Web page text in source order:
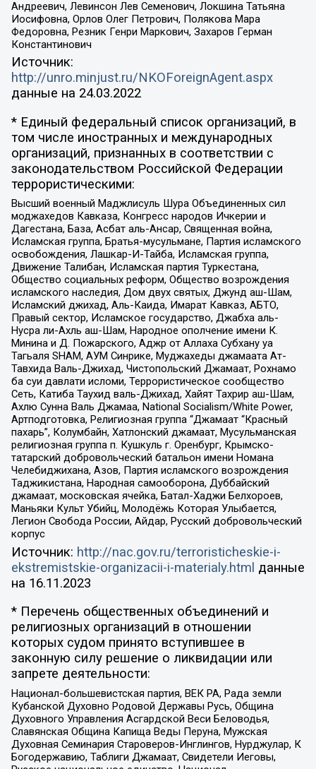
Андреевич, Левинсон Лев Семенович, Локшина Татьяна
Иосифовна, Орлов Олег Петрович, Полякова Мара
Федоровна, Резник Генри Маркович, Захаров Герман
Константинович
Источник:
http://unro.minjust.ru/NKOForeignAgent.aspx
данные на 24.03.2022
* Единый федеральный список организаций, в
том числе иностранных и международных
организаций, признанных в соответствии с
законодательством Российской Федерации
террористическими:
Высший военный Маджлисуль Шура Объединенных сил
моджахедов Кавказа, Конгресс народов Ичкерии и
Дагестана, База, Асбат аль-Ансар, Священная война,
Исламская группа, Братья-мусульмане, Партия исламского
освобождения, Лашкар-И-Тайба, Исламская группа,
Движение Талибан, Исламская партия Туркестана,
Общество социальных реформ, Общество возрождения
исламского наследия, Дом двух святых, Джунд аш-Шам,
Исламский джихад, Аль-Каида, Имарат Кавказ, АБТО,
Правый сектор, Исламское государство, Джабха аль-
Нусра ли-Ахль аш-Шам, Народное ополчение имени К.
Минина и Д. Пожарского, Аджр от Аллаха Субхану уа
Тагьаля SHAM, АУМ Синрике, Муджахеды джамаата Ат-
Тавхида Валь-Джихад, Чистопольский Джамаат, Рохнамо
ба суи давлати исломи, Террористическое сообщество
Сеть, Катиба Таухид валь-Джихад, Хайят Тахрир аш-Шам,
Ахлю Сунна Валь Джамаа, National Socialism/White Power,
Артподготовка, Религиозная группа “Джамаат “Красный
пахарь”, Колумбайн, Хатлонский джамаат, Мусульманская
религиозная группа п. Кушкуль г. Оренбург, Крымско-
татарский добровольческий батальон имени Номана
Челебиджихана, Азов, Партия исламского возрождения
Таджикистана, Народная самооборона, Дуббайский
джамаат, московская ячейка, Батал-Хаджи Белхороев,
Маньяки Культ Убийц, Молодёжь Которая Улыбается,
Легион Свобода России, Айдар, Русский добровольческий
корпус
Источник: http://nac.gov.ru/terroristicheskie-i-
ekstremistskie-organizacii-i-materialy.html данные
на 16.11.2023
* Перечень общественных объединений и
религиозных организаций в отношении
которых судом принято вступившее в
законную силу решение о ликвидации или
запрете деятельности:
Национал-большевистская партия, ВЕК РА, Рада земли
Кубанской Духовно Родовой Державы Русь, Община
Духовного Управления Асгардской Веси Беловодья,
Славянская Община Капища Веды Перуна, Мужская
Духовная Семинария Староверов-Инглингов, Нурджулар, К
Богодержавию, Таблиги Джамаат, Свидетели Иеговы,